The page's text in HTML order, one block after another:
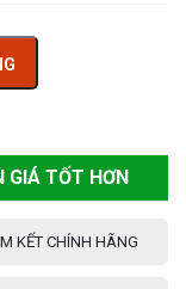
GIÁ TỐT HƠN
KẾT CHÍNH HÃNG